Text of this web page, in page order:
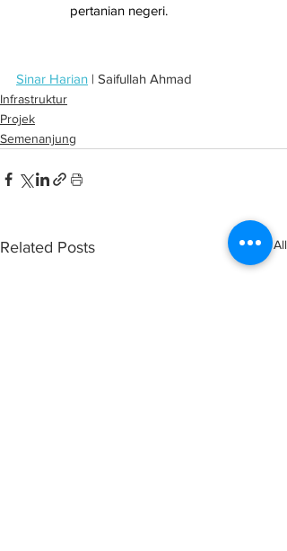
pertanian negeri.
Sinar Harian | Saifullah Ahmad
Infrastruktur
Projek
Semenanjung
Related Posts See All